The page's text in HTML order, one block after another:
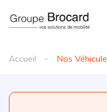
Accueil Nos Véhicule